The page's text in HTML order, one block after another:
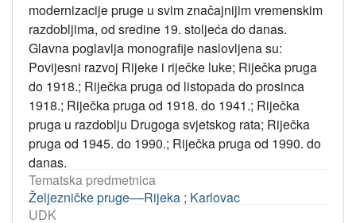
modernizacije pruge u svim značajnijim vremenskim
razdobljima, od sredine 19. stoljeća do danas.
Glavna poglavlja monografije naslovljena su:
Povijesni razvoj Rijeke i riječke luke; Riječka pruga
do 1918.; Riječka pruga od listopada do prosinca
1918.; Riječka pruga od 1918. do 1941.; Riječka
pruga u razdoblju Drugoga svjetskog rata; Riječka
pruga od 1945. do 1990.; Riječka pruga od 1990. do
danas.
Tematska predmetnica
Željezničke pruge––Rijeka ; Karlovac
UDK